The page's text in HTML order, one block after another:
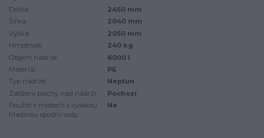
Délka:
2450 mm
Šířka:
2040 mm
Výška:
2050 mm
Hmotnost:
240 kg
Objem nádrže:
6000 l
Materiál:
PE
Typ nádrže:
Neptun
Zatížení plochy nad nádrží:
Pochozí
Použití v místech s vysokou
hladinou spodní vody:
Ne